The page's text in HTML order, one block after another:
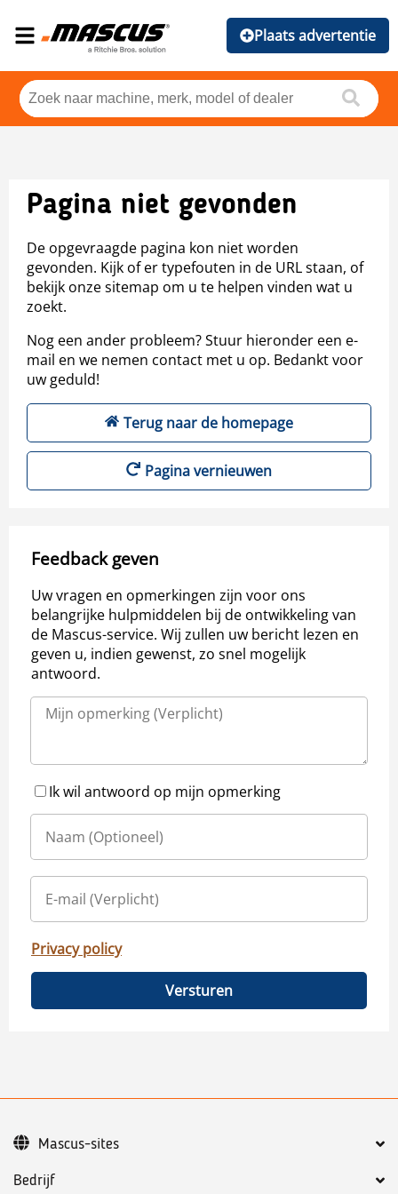
Plaats advertentie
Pagina niet gevonden
De opgevraagde pagina kon niet worden
gevonden. Kijk of er typefouten in de URL staan, of
bekijk onze sitemap om u te helpen vinden wat u
zoekt.
Nog een ander probleem? Stuur hieronder een e-
mail en we nemen contact met u op. Bedankt voor
uw geduld!
Terug naar de homepage
Pagina vernieuwen
Feedback geven
Uw vragen en opmerkingen zijn voor ons
belangrijke hulpmiddelen bij de ontwikkeling van
de Mascus-service. Wij zullen uw bericht lezen en
geven u, indien gewenst, zo snel mogelijk
antwoord.
Ik wil antwoord op mijn opmerking
Privacy policy
Versturen
Bedrijf
Mascus-sites